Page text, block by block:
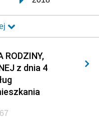
2015
2012
2009
2006
2003
RODZINY,
z dnia 4